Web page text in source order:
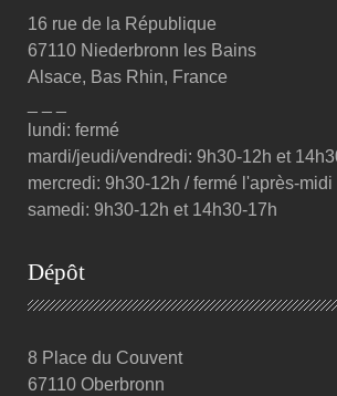
16 rue de la République
67110 Niederbronn les Bains
Alsace, Bas Rhin, France
lundi: fermé
mardi/jeudi/vendredi: 9h30-12h et
mercredi: 9h30-12h / fermé l'après-midi
samedi: 9h30-12h et 14h30-17h
Dépôt
8 Place du Couvent
67110 Oberbronn